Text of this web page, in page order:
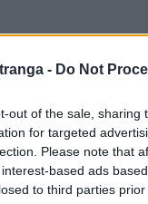
- Do Not
out of the sale,
for targeted
Please note that
based ads
to third parties